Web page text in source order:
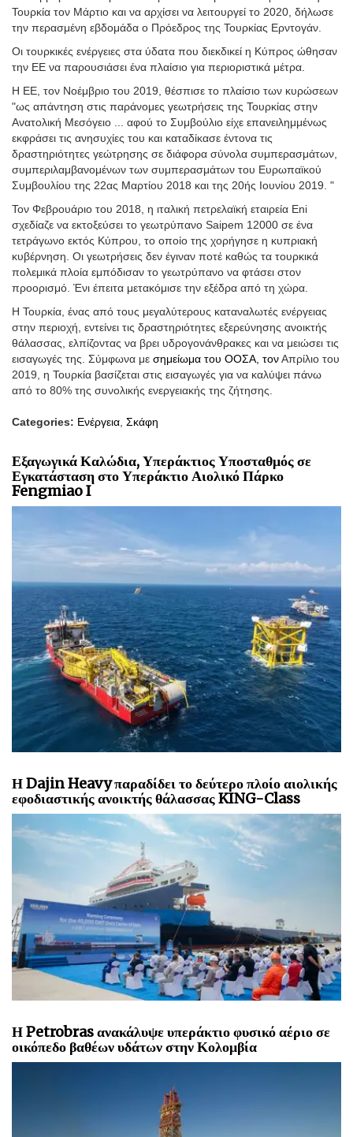
Τουρκία τον Μάρτιο και να αρχίσει να λειτουργεί το 2020, δήλωσε
την περασμένη εβδομάδα ο Πρόεδρος της Τουρκίας Ερντογάν.
Οι τουρκικές ενέργειες στα ύδατα που διεκδικεί η Κύπρος ώθησαν
την ΕΕ να παρουσιάσει ένα πλαίσιο για περιοριστικά μέτρα.
Η ΕΕ, τον Νοέμβριο του 2019, θέσπισε το πλαίσιο των κυρώσεων
"ως απάντηση στις παράνομες γεωτρήσεις της Τουρκίας στην
Ανατολική Μεσόγειο ... αφού το Συμβούλιο είχε επανειλημμένως
εκφράσει τις ανησυχίες του και καταδίκασε έντονα τις
δραστηριότητες γεώτρησης σε διάφορα σύνολα συμπερασμάτων,
συμπεριλαμβανομένων των συμπερασμάτων του Ευρωπαϊκού
Συμβουλίου της 22ας Μαρτίου 2018 και της 20ής Ιουνίου 2019. "
Τον Φεβρουάριο του 2018, η ιταλική πετρελαϊκή εταιρεία Eni
σχεδίαζε να εκτοξεύσει το γεωτρύπανο Saipem 12000 σε ένα
τετράγωνο εκτός Κύπρου, το οποίο της χορήγησε η κυπριακή
κυβέρνηση. Οι γεωτρήσεις δεν έγιναν ποτέ καθώς τα τουρκικά
πολεμικά πλοία εμπόδισαν το γεωτρύπανο να φτάσει στον
προορισμό. Ένι έπειτα μετακόμισε την εξέδρα από τη χώρα.
Η Τουρκία, ένας από τους μεγαλύτερους καταναλωτές ενέργειας
στην περιοχή, εντείνει τις δραστηριότητες εξερεύνησης ανοικτής
θάλασσας, ελπίζοντας να βρει υδρογονάνθρακες και να μειώσει τις
εισαγωγές της. Σύμφωνα με σημείωμα του ΟΟΣΑ, τονΑπρίλιο του
2019, η Τουρκία βασίζεται στις εισαγωγές για να καλύψει πάνω
από το 80% της συνολικής ενεργειακής της ζήτησης.
Categories: Ενέργεια Σκάφη
Εξαγωγικά Καλώδια, Υπεράκτιος Υποσταθμός σε
Εγκατάσταση στο Υπεράκτιο Αιολικό Πάρκο
Fengmiao I
Η Dajin Heavy παραδίδει το δεύτερο πλοίο αιολικής
εφοδιαστικής ανοικτής θάλασσας KING-Class
Η Petrobras ανακάλυψε υπεράκτιο φυσικό αέριο σε
οικόπεδο βαθέων υδάτων στην Κολομβία